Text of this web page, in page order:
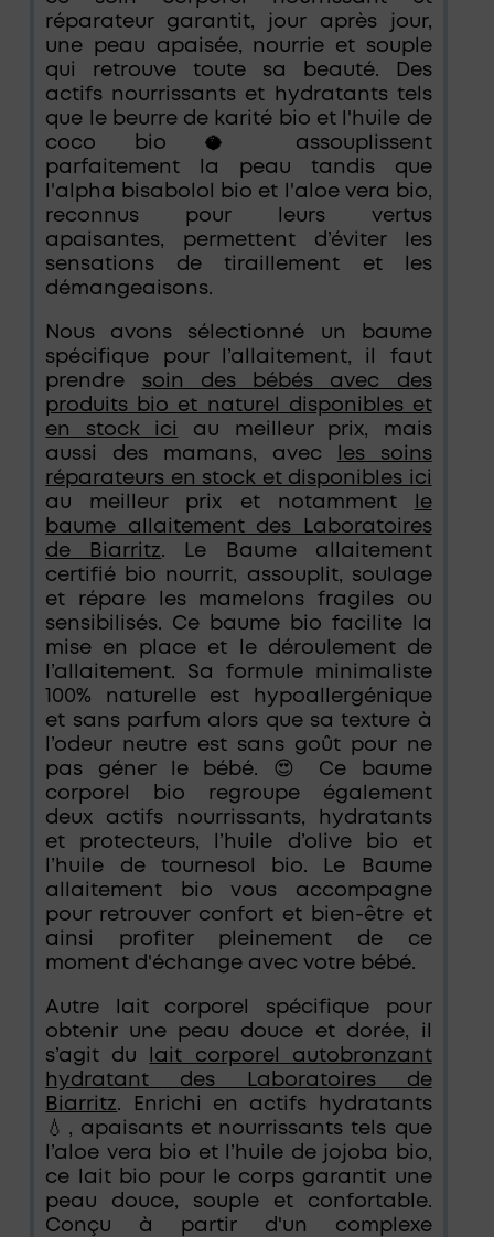
réparateur garantit, jour après jour,
une peau apaisée, nourrie et souple
qui retrouve toute sa beauté. Des
actifs nourrissants et hydratants tels
que le beurre de karité bio et l'huile de
coco bio 🥥 assouplissent
parfaitement la peau tandis que
l'alpha bisabolol bio et l'aloe vera bio,
reconnus pour leurs vertus
apaisantes, permettent d’éviter les
sensations de tiraillement et les
démangeaisons.
Nous avons sélectionné un baume
spécifique pour l’allaitement, il faut
prendre soin des bébés avec des
produits bio et naturel disponibles et
en stock ici
au meilleur prix, mais
aussi des mamans, avec
les soins
réparateurs en stock et disponibles ici
au meilleur prix et notamment
le
baume allaitement des Laboratoires
de Biarritz. Le Baume allaitement
certifié bio nourrit, assouplit, soulage
et répare les mamelons fragiles ou
sensibilisés. Ce baume bio facilite la
mise en place et le déroulement de
l’allaitement. Sa formule minimaliste
100% naturelle est hypoallergénique
et sans parfum alors que sa texture à
l’odeur neutre est sans goût pour ne
pas géner le bébé. 😍 Ce baume
corporel bio regroupe également
deux actifs nourrissants, hydratants
et protecteurs, l’huile d’olive bio et
l’huile de tournesol bio. Le Baume
allaitement bio vous accompagne
pour retrouver confort et bien-être et
ainsi profiter pleinement de ce
moment d'échange avec votre bébé.
Autre lait corporel spécifique pour
obtenir une peau douce et dorée, il
s’agit du
lait corporel autobronzant
hydratant des Laboratoires de
Biarritz. Enrichi en actifs hydratants
💧, apaisants et nourrissants tels que
l’aloe vera bio et l’huile de jojoba bio,
ce lait bio pour le corps garantit une
peau douce, souple et confortable.
Conçu à partir d'un complexe